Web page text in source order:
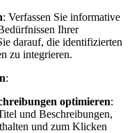
: Verfassen Sie informative
Ihrer
darauf, die identifizierten
zu integrieren.
:
optimieren:
und Beschreibungen,
und zum Klicken